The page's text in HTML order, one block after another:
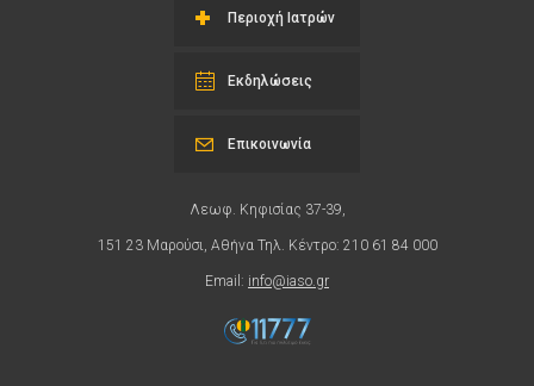
Περιοχή Ιατρών
Εκδηλώσεις
Λεωφ. Κηφισίας 37-39,
151 23 Μαρούσι, Αθήνα Τηλ. Κέντρο: 210 61 84 000
Email: info@iaso.gr
Επικοινωνία